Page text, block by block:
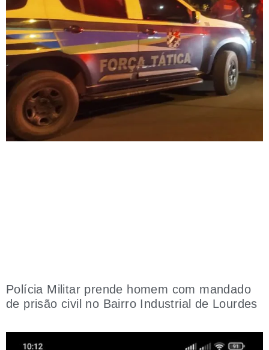
Polícia Militar prende homem com mandado
de prisão civil no Bairro Industrial de Lourdes